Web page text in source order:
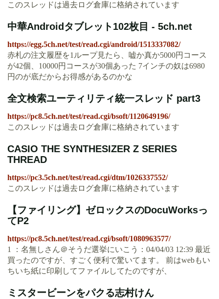
このスレッドは過去ログ倉庫に格納されています
中華Androidタブレット102枚目 - 5ch.net
https://egg.5ch.net/test/read.cgi/android/1513337082/
赤札の注文履歴を1ループ見たら、嘘か真か5000円コース
が42個、10000円コースが30個あった 7インチの奴は6980
円のが底だからお得感があるのかな
全文検索ユーティリティ統一スレッド part3
https://pc8.5ch.net/test/read.cgi/bsoft/1120649196/
このスレッドは過去ログ倉庫に格納されています
CASIO THE SYNTHESIZER Z SERIES
THREAD
https://pc3.5ch.net/test/read.cgi/dtm/1026337552/
このスレッドは過去ログ倉庫に格納されています
【ファイリング】ゼロックスのDocuWorksっ
てP2
https://pc8.5ch.net/test/read.cgi/bsoft/1080963577/
1 ：名無しさん＠そうだ選挙にいこう：04/04/03 12:39 最近
買ったのですが、すごく便利で驚いてます。 前はwebもい
ちいち紙に印刷してファイルしてたのですが、
ミスタービーンをパクる志村けん